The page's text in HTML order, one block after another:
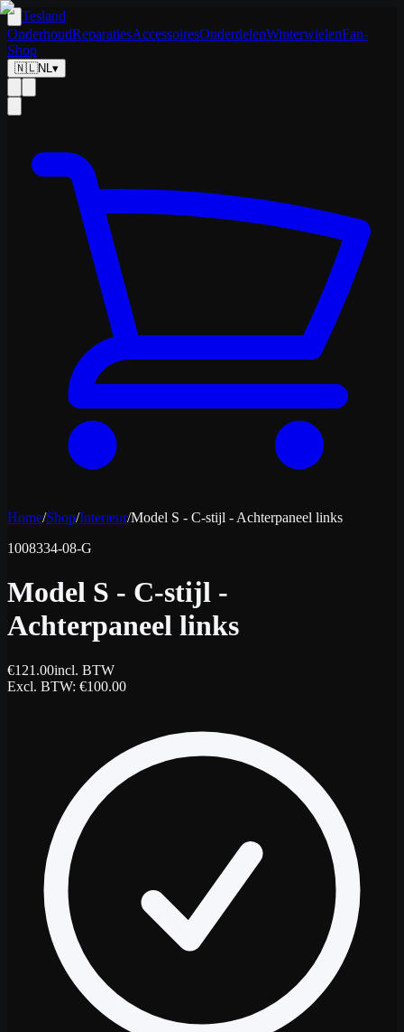
Tesland
OnderhoudReparatiesAccessoiresOnderdelenWinterwielenFan-
Shop
🇳🇱NL▾
Home/Shop/Interieur/Model S - C-stijl - Achterpaneel links
1008334-08-G
Model S - C-stijl -
Achterpaneel links
€121.00incl. BTW
Excl. BTW: €100.00